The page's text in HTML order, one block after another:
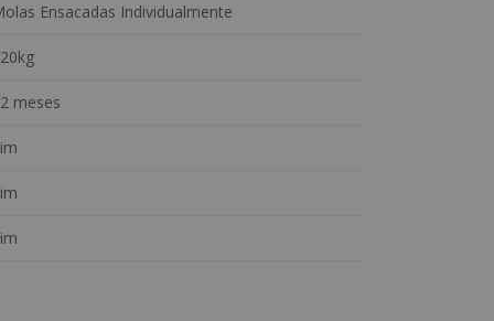
Ensacadas Individualmente
meses